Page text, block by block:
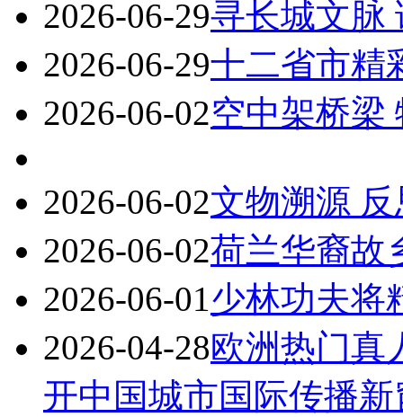
2026-06-29寻长城文脉
2026-06-29十二省市精
2026-06-02空中架桥梁
2026-06-02文物溯源
2026-06-02荷兰华裔故
2026-06-01少林功夫将
2026-04-28欧洲热门真
开中国城市国际传播新